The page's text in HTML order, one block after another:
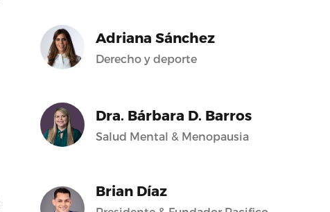
Adriana Sánchez
Derecho y deporte
Dra. Bárbara D. Barros
Salud Mental & Menopausia
Brian Díaz